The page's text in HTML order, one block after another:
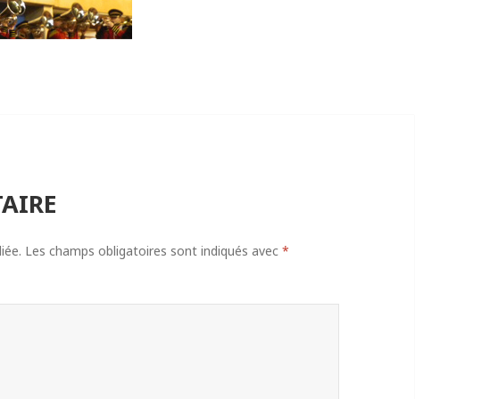
Les champs obligatoires sont indiqués avec*